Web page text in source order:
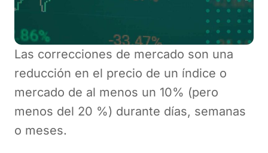
Las correcciones de mercado son una
reducción en el precio de un índice o
mercado de al menos un 10% (pero
menos del 20 %) durante días, semanas
o meses.